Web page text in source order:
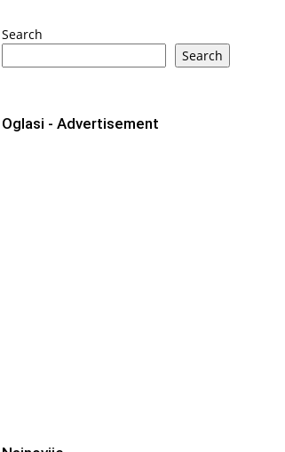
Search
Search
Oglasi - Advertisement